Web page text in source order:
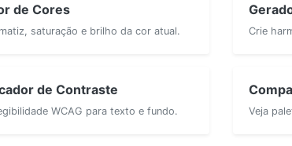
de Cores
saturação e brilho da cor atual. Crie
de Contraste
WCAG para texto e fundo. Veja